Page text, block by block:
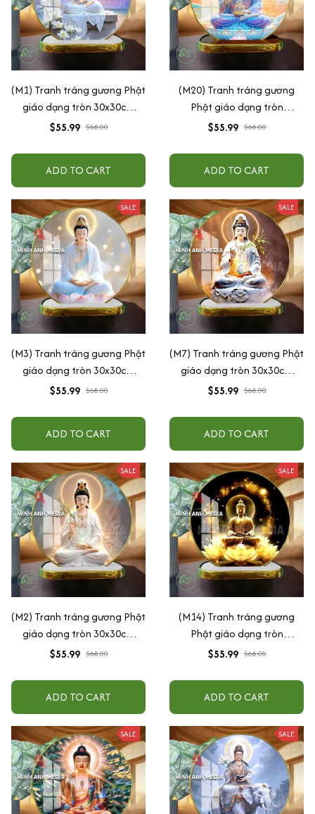
(M1) Tranh tráng gương Phật
giáo dạng tròn 30x30cm
(Tặng đế để bàn)
$55.99 $68.00
ADD TO CART
(M20) Tranh tráng gương
Phật giáo dạng tròn
30x30cm (Tặng đế để bàn)
$55.99 $68.00
ADD TO CART
SALE
(M3) Tranh tráng gương Phật
giáo dạng tròn 30x30cm
(Tặng đế để bàn)
$55.99 $68.00
ADD TO CART
SALE
(M7) Tranh tráng gương Phật
giáo dạng tròn 30x30cm
(Tặng đế để bàn)
$55.99 $68.00
ADD TO CART
SALE
(M2) Tranh tráng gương Phật
giáo dạng tròn 30x30cm
(Tặng đế để bàn)
$55.99 $68.00
ADD TO CART
SALE
(M14) Tranh tráng gương
Phật giáo dạng tròn
30x30cm (Tặng đế để bàn)
$55.99 $68.00
ADD TO CART
SALE SALE